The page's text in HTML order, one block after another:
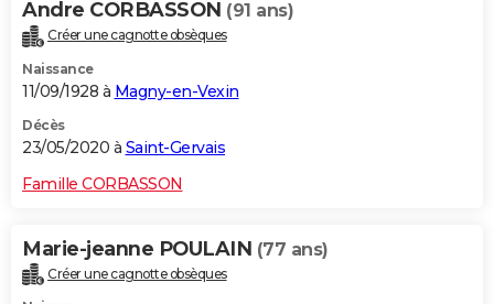
Andre CORBASSON (91 ans)
Créer une cagnotte obsèques
Naissance
11/09/1928 à Magny-en-Vexin
Décès
23/05/2020 à Saint-Gervais
Famille CORBASSON
Marie-jeanne POULAIN (77 ans)
Créer une cagnotte obsèques